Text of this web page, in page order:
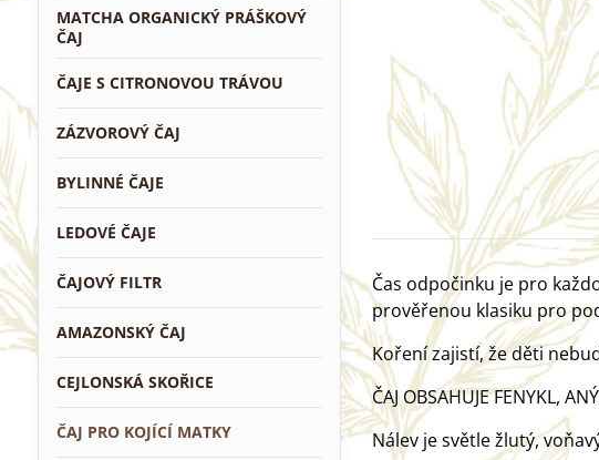
Čas odpočinku je pro
prověřenou klasiku pro
Koření zajistí, že děti
ČAJ OBSAHUJE FENYKL,
Nálev je světle žlutý,
MATCHA ORGANICKÝ PRÁŠKOVÝ
ČAJ
ČAJE S CITRONOVOU TRÁVOU
ZÁZVOROVÝ ČAJ
BYLINNÉ ČAJE
LEDOVÉ ČAJE
ČAJOVÝ FILTR
AMAZONSKÝ ČAJ
CEJLONSKÁ SKOŘICE
ČAJ PRO KOJÍCÍ MATKY